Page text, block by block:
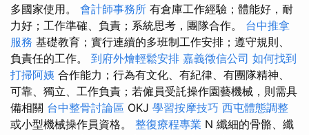
多國家使用。 會計師事務所 有倉庫工作經驗；體能好，耐
力好；工作準確、負責；系統思考，團隊合作。 台中推拿
服務 基礎教育；實行連續的多班制工作安排；遵守規則、
負責任的工作。 到府外燴輕鬆安排 嘉義徵信公司 如何找到
打掃阿姨 合作能力；行為有文化、有紀律、有團隊精神、
可靠、獨立、工作負責；若僱員受託操作園藝機械，則需具
備相關 台中整骨討論區 OKJ 學習按摩技巧 西屯體態調整
或小型機械操作員資格。 整復療程專業 N 纖細的骨骼、纖